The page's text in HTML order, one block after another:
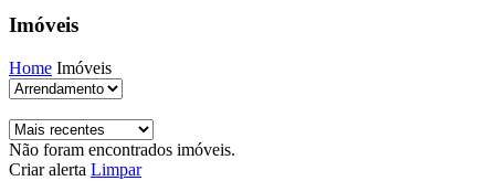
Imóveis
Home Imóveis
Não foram encontrados imóveis.
Criar alerta Limpar